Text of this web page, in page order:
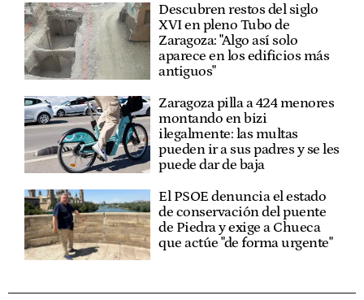
Descubren restos del siglo
XVI en pleno Tubo de
Zaragoza: "Algo así solo
aparece en los edificios más
antiguos"
Zaragoza pilla a 424 menores
montando en bizi
ilegalmente: las multas
pueden ir a sus padres y se les
puede dar de baja
El PSOE denuncia el estado
de conservación del puente
de Piedra y exige a Chueca
que actúe "de forma urgente"